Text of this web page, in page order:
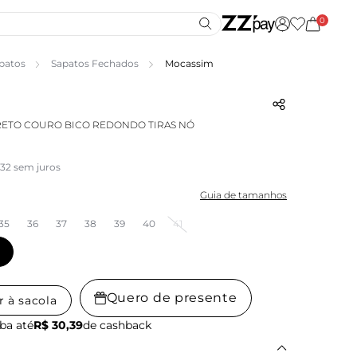
0
Sapatos Fechados Mocassim
COURO BICO REDONDO TIRAS NÓ
sem juros
Guia de tamanhos
36 37 38 39 40 41
à sacola Quero de presente
atéR$ 30,39de cashback